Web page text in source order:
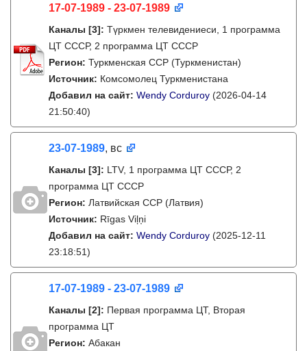
17-07-1989 - 23-07-1989
Каналы [3]: Түркмен телевидениеси, 1 программа
ЦТ СССР, 2 программа ЦТ СССР
Регион: Туркменская ССР (Туркменистан)
Источник: Комсомолец Туркменистана
Добавил на сайт: Wendy Corduroy (2026-04-14
21:50:40)
23-07-1989, вс
Каналы [3]: LTV, 1 программа ЦТ СССР, 2
программа ЦТ СССР
Регион: Латвийская ССР (Латвия)
Источник: Rīgas Viļņi
Добавил на сайт: Wendy Corduroy (2025-12-11
23:18:51)
17-07-1989 - 23-07-1989
Каналы [2]: Первая программа ЦТ, Вторая
программа ЦТ
Регион: Абакан